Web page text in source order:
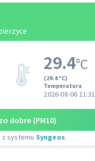
29.4°C
(29.4 °C)
Temperatura
2026-08-06 11:31
dobre (PM10)
z systemu Syngeos.